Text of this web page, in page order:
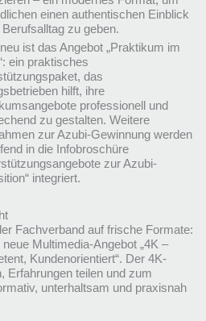
einen authentischen Einblick
Berufsalltag zu geben.
ist das Angebot „Praktikum im
ein praktisches
das
hilft, ihre
professionell und
zu gestalten. Weitere
zur Azubi-Gewinnung werden
in die Infobroschüre
zur Azubi-
integriert.
Fachverband auf frische Formate:
Multimedia-Angebot „4K –
Kundenorientiert“. Der 4K-
Erfahrungen teilen und zum
unterhaltsam und praxisnah